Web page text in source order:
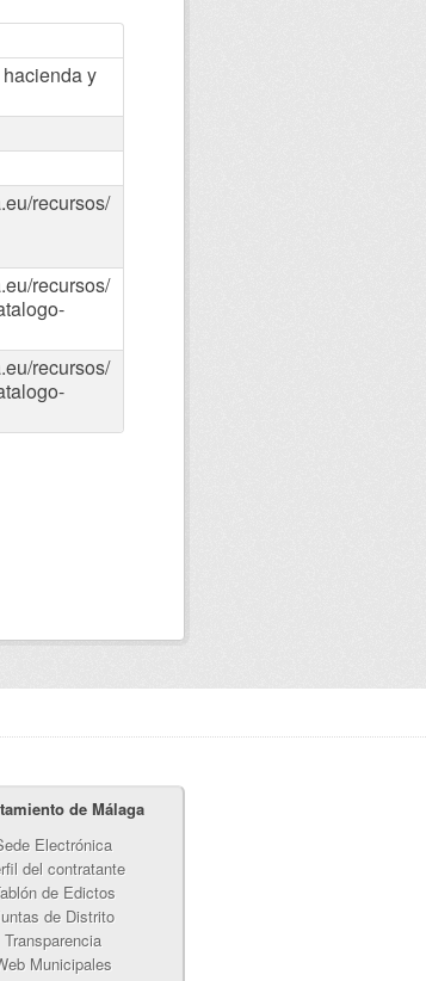
y
recursos/
recursos/
recursos/
de Málaga
Electrónica
del contratante
de Edictos
de Distrito
Transparencia
Municipales